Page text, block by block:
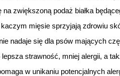
zwiększoną podaż białka
mięsie sprzyjają zdrowiu
nadaje się dla psów mających
strawność, mniej alergii, a
w unikaniu potencjalnych